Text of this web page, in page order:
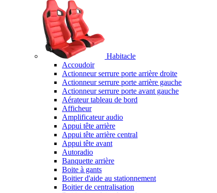
Habitacle
Accoudoir
Actionneur serrure porte arrière droite
Actionneur serrure porte arrière gauche
Actionneur serrure porte avant gauche
Aérateur tableau de bord
Afficheur
Amplificateur audio
Appui tête arrière
Appui tête arrière central
Appui tête avant
Autoradio
Banquette arrière
Boite à gants
Boitier d'aide au stationnement
Boitier de centralisation